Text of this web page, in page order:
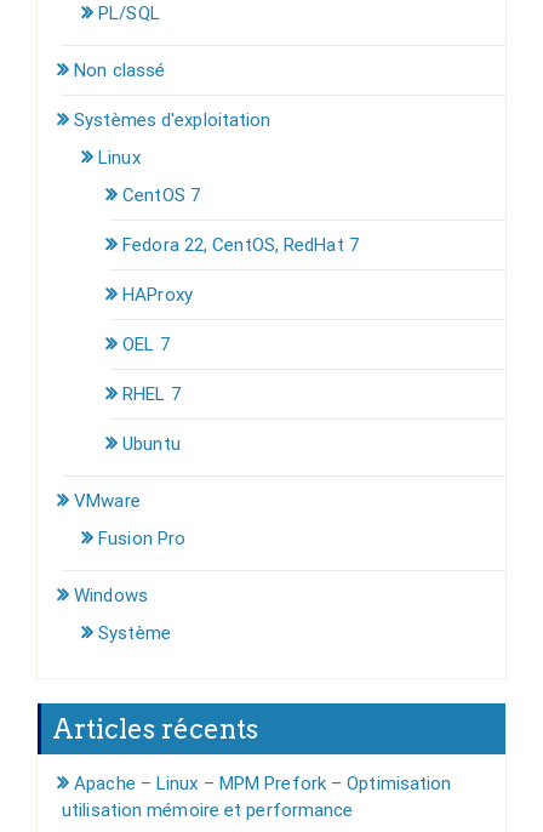
PL/SQL
Non classé
Systèmes d'exploitation
Linux
CentOS 7
Fedora 22, CentOS, RedHat 7
HAProxy
OEL 7
RHEL 7
Ubuntu
VMware
Fusion Pro
Windows
Système
Articles récents
Apache – Linux – MPM Prefork – Optimisation
utilisation mémoire et performance